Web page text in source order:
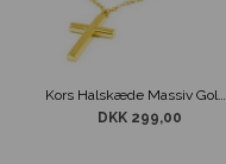
Kors Halskæde Massiv Gold Steel
DKK 299,00